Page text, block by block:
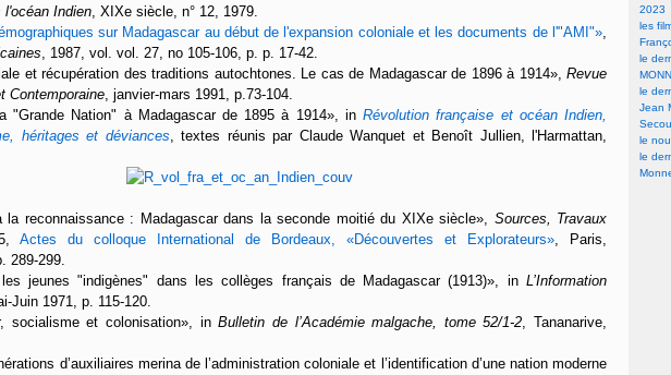
l'océan Indien, XIXe siècle, n° 12, 1979.
sur Madagascar au début de l'expansion coloniale et les documents de l'"AMI"»,
, 1987, vol. vol. 27, no 105-106, p. p. 17-42.
et récupération des traditions autochtones. Le cas de Madagascar de 1896 à 1914», Revue
Contemporaine, janvier-mars 1991, p.73-104.
"Grande Nation" à Madagascar de 1895 à 1914», inRévolution française et océan Indien,
héritages et déviances, textes réunis par Claude Wanquet et Benoît Jullien, l'Harmattan,
la reconnaissance : Madagascar dans la seconde moitié du XIXe siècle», Sources, Travaux
Actes du colloque International de Bordeaux, «Découvertes et Explorateurs», Paris,
289-299.
jeunes "indigènes" dans les collèges français de Madagascar (1913)», inL’Information
Juin 1971, p. 115-120.
socialisme et colonisation», inBulletin de l’Académie malgache, tome 52/1-2, Tananarive,
d’auxiliaires merina de l’administration coloniale et l’identification d’une nation moderne
2023
les
le
le
Jean
le
le